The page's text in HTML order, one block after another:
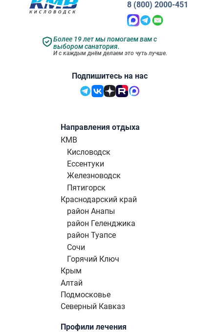
Подпишитесь на нас
Более 19 лет мы помогаем вам с
выбором санатория.
И с каждым днём делаем это чуть лучше.
8 (800) 2000-451
Направления отдыха
КМВ
Кисловодск
Ессентуки
Железноводск
Пятигорск
Краснодарский край
район Анапы
район Геленджика
район Туапсе
Сочи
Горячий Ключ
Крым
Алтай
Подмосковье
Северный Кавказ
Профили лечения